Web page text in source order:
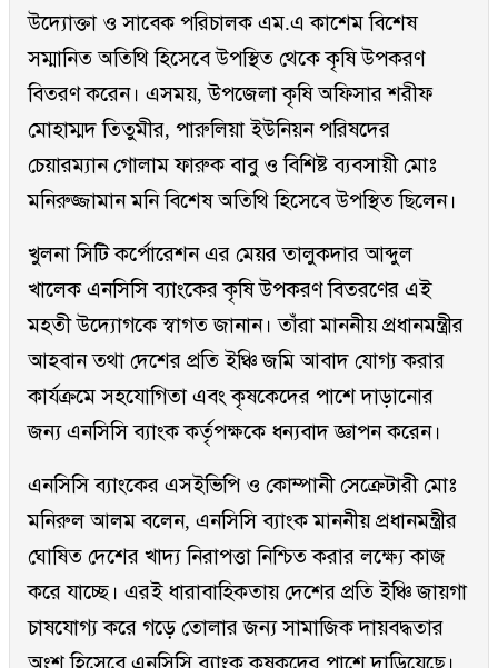
উদ্যোক্তা ও সাবেক পরিচালক এম.এ কাশেম বিশেষ
সম্মানিত অতিথি হিসেবে উপস্থিত থেকে কৃষি উপকরণ
বিতরণ করেন। এসময়, উপজেলা কৃষি অফিসার শরীফ
মোহাম্মদ তিতুমীর, পারুলিয়া ইউনিয়ন পরিষদের
চেয়ারম্যান গোলাম ফারুক বাবু ও বিশিষ্ট ব্যবসায়ী মোঃ
মনিরুজ্জামান মনি বিশেষ অতিথি হিসেবে উপস্থিত ছিলেন।
খুলনা সিটি কর্পোরেশন এর মেয়র তালুকদার আব্দুল
খালেক এনসিসি ব্যাংকের কৃষি উপকরণ বিতরণের এই
মহতী উদ্যোগকে স্বাগত জানান। তাঁরা মাননীয় প্রধানমন্ত্রীর
আহবান তথা দেশের প্রতি ইঞ্চি জমি আবাদ যোগ্য করার
কার্যক্রমে সহযোগিতা এবং কৃষকেদের পাশে দাড়ানোর
জন্য এনসিসি ব্যাংক কর্তৃপক্ষকে ধন্যবাদ জ্ঞাপন করেন।
এনসিসি ব্যাংকের এসইভিপি ও কোম্পানী সেক্রেটারী মোঃ
মনিরুল আলম বলেন, এনসিসি ব্যাংক মাননীয় প্রধানমন্ত্রীর
ঘোষিত দেশের খাদ্য নিরাপত্তা নিশ্চিত করার লক্ষ্যে কাজ
করে যাচ্ছে। এরই ধারাবাহিকতায় দেশের প্রতি ইঞ্চি জায়গা
চাষযোগ্য করে গড়ে তোলার জন্য সামাজিক দায়বদ্ধতার
অংশ হিসেবে এনসিসি ব্যাংক কৃষকদের পাশে দাড়িয়েছে।